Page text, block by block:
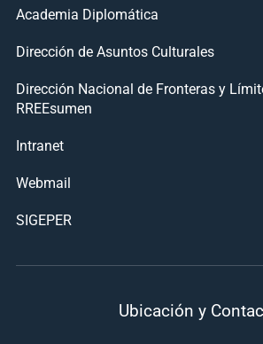
Academia Diplomática
Dirección de Asuntos Culturales
Dirección Nacional de Fronteras y
RREEsumen
Intranet
Webmail
SIGEPER
Ubicación y